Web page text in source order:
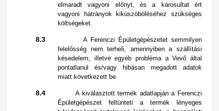
elmaradt vagyoni előnyt, és a károsultat ért
vagyoni hátrányok kiküszöböléséhez szükséges
költségeket.
8.3 A Ferenczi Épületgépészetet semmilyen
felelősség nem terheli, amennyiben a szállítási
késedelem, illetve egyéb probléma a Vevő által
pontatlanul és/vagy hibásan megadott adatok
miatt következett be.
8.4A kiválasztott termék adatlapján a Ferenczi
Épületgépészet feltünteti a termék lényeges